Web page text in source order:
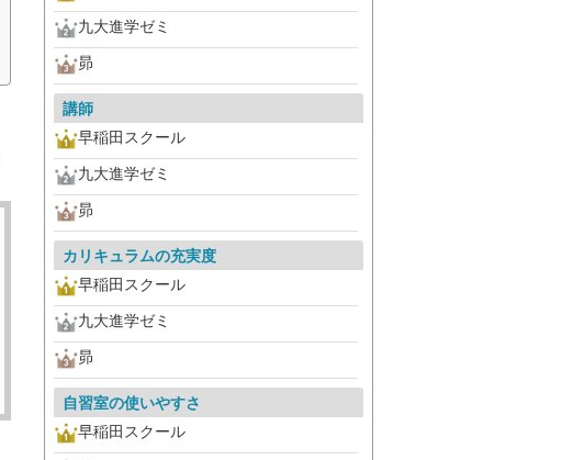
九大進学ゼミ
昴
講師
早稲田スクール
九大進学ゼミ
昴
カリキュラムの充実度
早稲田スクール
九大進学ゼミ
昴
自習室の使いやすさ
早稲田スクール